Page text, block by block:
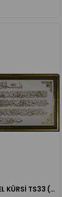
TABLO AYETEL KÜRSİ TS33 (66X36 CM)